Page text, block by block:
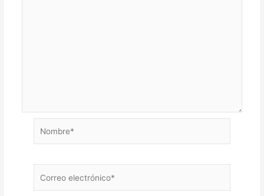
electrónico*